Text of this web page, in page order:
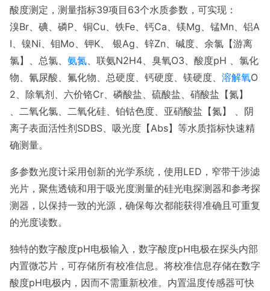
酸度测定，测量指标39项目63个水质参数，可实现：
溴Br、碘、磷P、铜Cu、铁Fe、钙Ca、镁Mg、锰Mn、铝A
I、镍Ni、钼Mo、钾K、 银Ag、锌Zn、碱度、余氯【游离
氯】、总氯、 氨氮、联氨N2H4、臭氧O3、酸度pH 、氯化
物、氰尿酸、氟化物、总硬度、钙硬度、镁硬度、 溶解氧O
2、除氧剂、六价铬Cr、磷酸盐、硫酸盐、硝酸盐【氮】
、二氧化氯、二氧化硅、铂钴色度、亚硝酸盐【氮】 、阴
离子表面活性剂SDBS、吸光度【Abs】等水质指标快速精
确测量。
多参数光度计采用创新的光学系统，使用LED，窄带干涉滤
光片，聚焦透镜和用于吸光度测量的硅光电探测器和参考探
测器，以保持一致的光源，确保每次都能获得准确且可重复
的光度读数。
独特的数字酸度pH电极输入，数字酸度pH电极在探头内部
内置微芯片，可存储所有校准信息。将校准信息存储在数字
酸度pH电极内，因而不需重新校准。内置温度传感器可快